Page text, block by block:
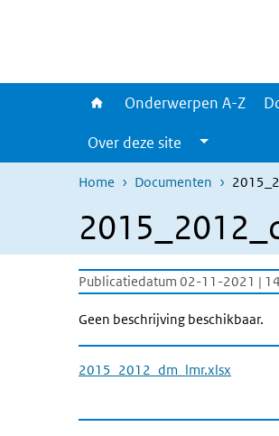
Onderwerpen A-Z
Over deze site
Home Documenten
Publicatiedatum 02-11-2021 |
Geen beschrijving beschikbaar.
2015_2012_dm_lmr.xlsx